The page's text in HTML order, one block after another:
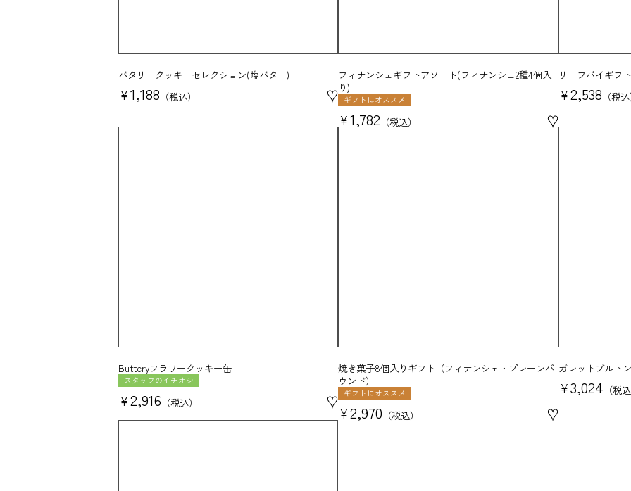
バタリークッキーセレクション(塩バター)
¥1,188 税込 ♥
フィナンシェギフトアソート(フィナンシェ2種4個入
り)
ギフトにオススメ
¥1,782 税込 ♥
リーフパイギフ
¥2,538 税込
Butteryフラワークッキー缶
スタッフのイチオシ
¥2,916 税込 ♥
焼き菓子8個入りギフト（フィナンシェ・プレーンパ
ウンド）
ギフトにオススメ
¥2,970 税込 ♥
ガレットブルト
¥3,024 税込